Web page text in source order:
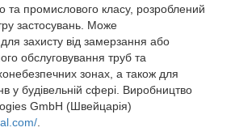
та промислового класу, розроблений
застосувань. Може
захисту від замерзання або
обслуговування труб та
зонах, а також для
у будівельній сфері. Виробництво
GmbH (Швейцарія)